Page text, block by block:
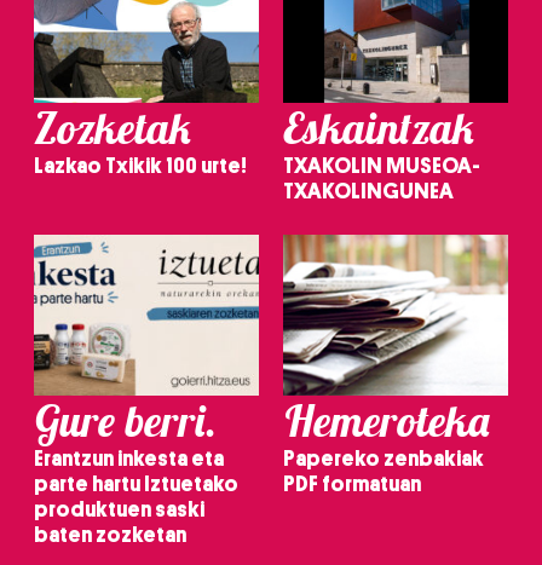
Zozketak
Lazkao Txikik 100 urte!
Eskaintzak
TXAKOLIN MUSEOA-
TXAKOLINGUNEA
Gure berri.
Erantzun inkesta eta
parte hartu Iztuetako
produktuen saski
baten zozketan
Hemeroteka
Papereko zenbakiak
PDF formatuan